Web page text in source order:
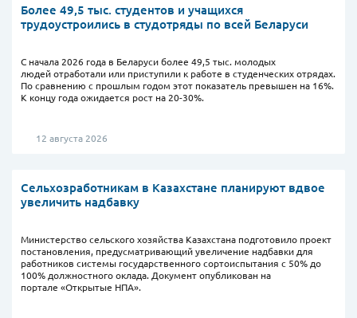
Более 49,5 тыс. студентов и учащихся
трудоустроились в студотряды по всей Беларуси
С начала 2026 года в Беларуси более 49,5 тыс. молодых
людей отработали или приступили к работе в студенческих отрядах.
По сравнению с прошлым годом этот показатель превышен на 16%.
К концу года ожидается рост на 20-30%.
12 августа 2026
Сельхозработникам в Казахстане планируют вдвое
увеличить надбавку
Министерство сельского хозяйства Казахстана подготовило проект
постановления, предусматривающий увеличение надбавки для
работников системы государственного сортоиспытания с 50% до
100% должностного оклада. Документ опубликован на
портале «Открытые НПА».